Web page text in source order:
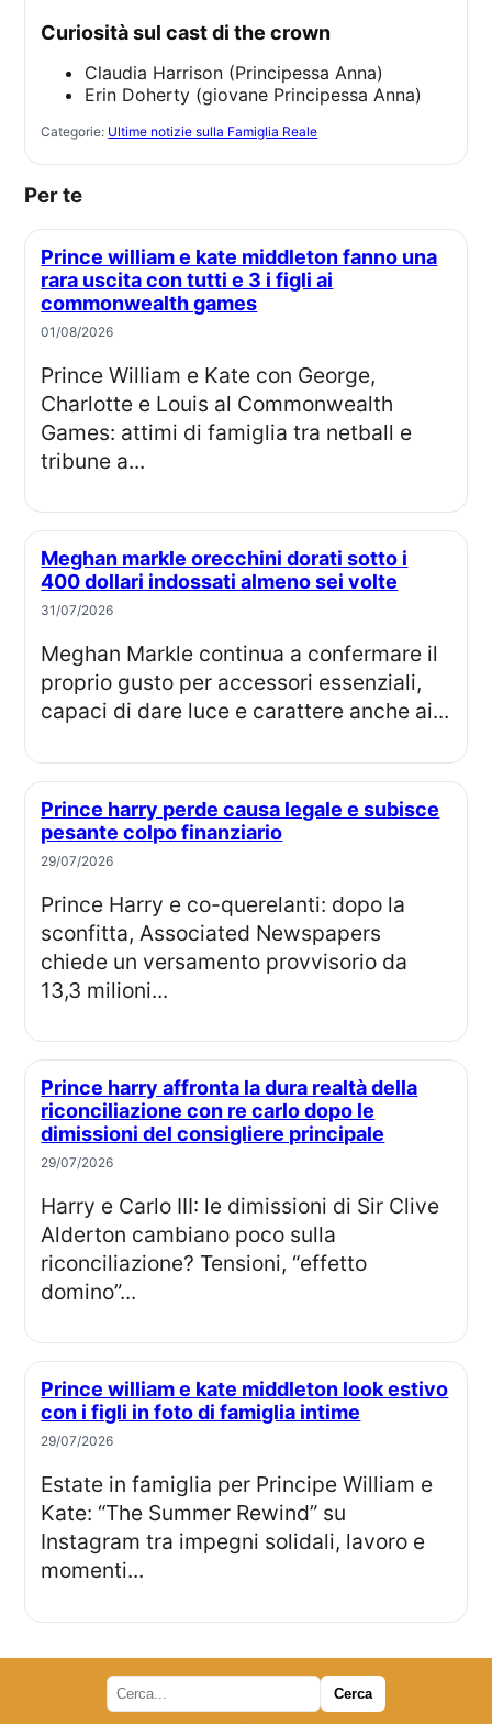
curiosità sul cast di the crown
Claudia Harrison (Principessa Anna)
Erin Doherty (giovane Principessa Anna)
Categorie: Ultime notizie sulla Famiglia Reale
Per te
Prince william e kate middleton fanno una
rara uscita con tutti e 3 i figli ai
commonwealth games
01/08/2026
Prince William e Kate con George,
Charlotte e Louis al Commonwealth
Games: attimi di famiglia tra netball e
tribune a...
Meghan markle orecchini dorati sotto i
400 dollari indossati almeno sei volte
31/07/2026
Meghan Markle continua a confermare il
proprio gusto per accessori essenziali,
capaci di dare luce e carattere anche ai...
Prince harry perde causa legale e subisce
pesante colpo finanziario
29/07/2026
Prince Harry e co-querelanti: dopo la
sconfitta, Associated Newspapers
chiede un versamento provvisorio da
13,3 milioni...
Prince harry affronta la dura realtà della
riconciliazione con re carlo dopo le
dimissioni del consigliere principale
29/07/2026
Harry e Carlo III: le dimissioni di Sir Clive
Alderton cambiano poco sulla
riconciliazione? Tensioni, “effetto
domino”...
Prince william e kate middleton look estivo
con i figli in foto di famiglia intime
29/07/2026
Estate in famiglia per Principe William e
Kate: “The Summer Rewind” su
Instagram tra impegni solidali, lavoro e
momenti...